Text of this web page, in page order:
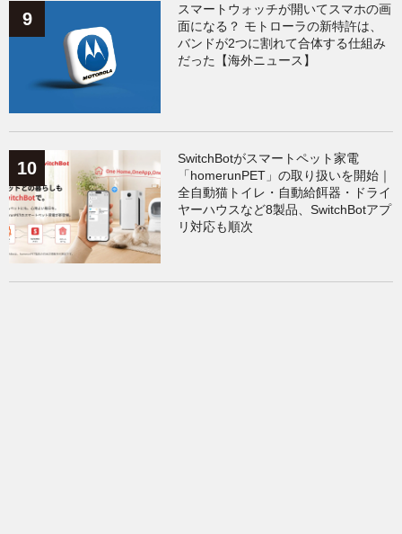
スマートウォッチが開いてスマホの画
面になる？ モトローラの新特許は、
バンドが2つに割れて合体する仕組み
だった【海外ニュース】
SwitchBotがスマートペット家電
「homerunPET」の取り扱いを開始｜
全自動猫トイレ・自動給餌器・ドライ
ヤーハウスなど8製品、SwitchBotアプ
リ対応も順次